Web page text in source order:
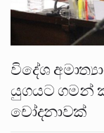
විදේශ
යුගයට ගමන්
චෝදනාවක්